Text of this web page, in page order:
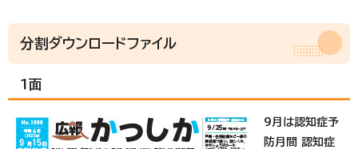
分割ダウンロードファイル
1面
9月は認知症予
防月間 認知症